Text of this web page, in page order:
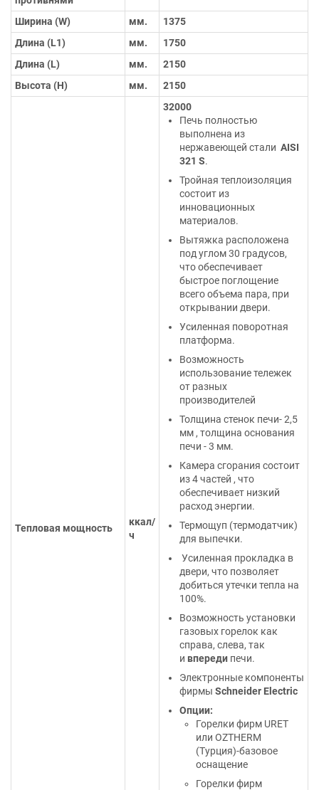
Ширина (W)
мм.
1375
Длина (L1)
мм.
1750
Длина (L)
мм.
2150
Высота (H)
мм. 2150
Тепловая мощность
ккал/
ч
32000
Печь полностью
выполнена из
нержавеющей стали AISI
321 S.
Тройная теплоизоляция
состоит из
инновационных
материалов.
Вытяжка расположена
под углом 30 градусов,
что обеспечивает
быстрое поглощение
всего объема пара, при
открывании двери.
Усиленная поворотная
платформа.
Возможность
использование тележек
от разных
производителей
Толщина стенок печи- 2,5
мм , толщина основания
печи - 3 мм.
Камера сгорания состоит
из 4 частей , что
обеспечивает низкий
расход энергии.
Термощуп (термодатчик)
для выпечки.
Усиленная прокладка в
двери, что позволяет
добиться утечки тепла на
100%.
Возможность установки
газовых горелок как
справа, слева, так
и впереди печи.
Электронные компоненты
фирмы Schneider Electric
Опции:
Горелки фирм URET
или OZTHERM
(Турция)-базовое
оснащение
Горелки фирм